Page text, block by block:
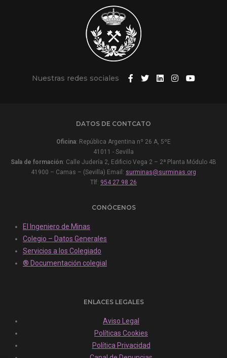
Nuestras redes sociales
DATOS DE CONTCATO
Oficina: República Argentina nº 26 A, 5ºE
41011 - Sevilla
Sala de formación: Calle Judería 2, Edificio Vega 2 – 2ª Planta Módulo 4B
41900 – Camas – (Sevilla) Email: surminas@surminas.org
Tlf: 954 27 98 26
CONÓCENOS
El Ingeniero de Minas
Colegio – Datos Generales
Servicios a los Colegiado
® Documentación colegial
ENLACES LEGALES
Aviso Legal
Políticas Cookies
Política Privacidad